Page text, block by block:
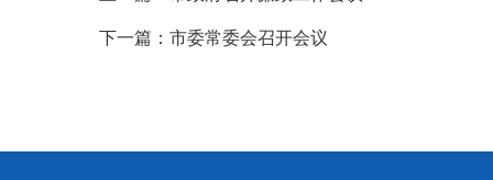
下一篇：市委常委会召开会议